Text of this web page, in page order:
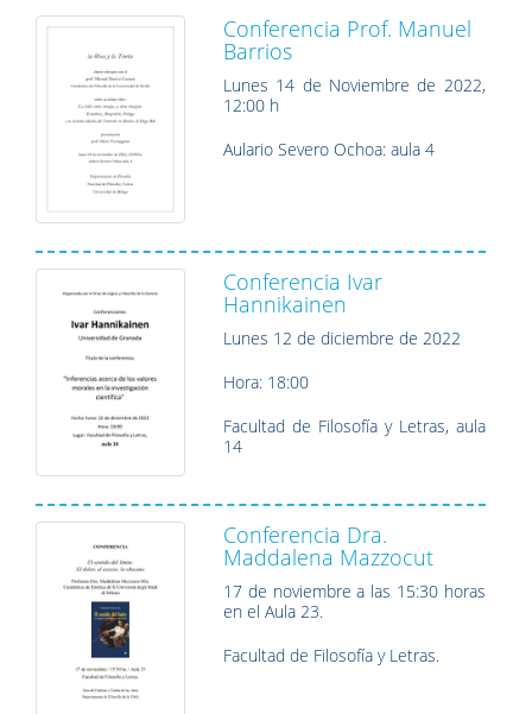
Conferencia Prof. Manuel
Barrios
Lunes 14 de Noviembre de 2022,
12:00 h
Aulario Severo Ochoa: aula 4
Conferencia Ivar
Hannikainen
Lunes 12 de diciembre de 2022
Hora: 18:00
Facultad de Filosofía y Letras, aula
14
Conferencia Dra.
Maddalena Mazzocut
17 de noviembre a las 15:30 horas
en el Aula 23.
Facultad de Filosofía y Letras.